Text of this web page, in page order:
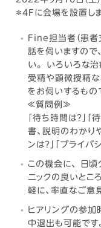
＊4Fに会場を設置し
Fine担当者（患者
話を伺いますので
い。 いろいろな治
受精や顕微授精な
をお伺いするもの
≪質問例≫
「待ち時間は？」
書、説明のわかり
ンは？」「プライバ
この機会に、 日頃
ニックの良いとこ
軽に、率直なご意
ヒアリングの参
中退出も可能で